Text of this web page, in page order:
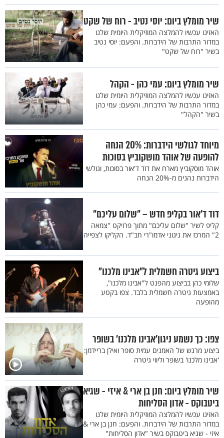
שיר מומלץ ביום: יוסי נטיב - רוח של שקט
האזינו עכשיו להמלצה המוזיקלית היומית שלנו
במדור התרבות של הידברות. והפעם: יוסי נטיב
בשיר "רוח של שקט"
שיר מומלץ ביום: עמי כהן - הקהל
האזינו עכשיו להמלצה המוזיקלית היומית שלנו
במדור התרבות של הידברות. והפעם: עמי כהן
בשיר "הקהל"
מיוחד לגולשי הידברות: 20% הנחה
להופעה של אוהד מושקוביץ בסוכות
אוהד מוסקוביץ מארח את דוד ד'אור בסוכות, וגולשי
הידברות נהנים מ-20% הנחה
דוד ד'אור בקליפ חדש – "שלום עליכם"
קליפ לשיר "שלום עליכם" מתוך פרויקט "צמאה
2" המרכז את ניגוני אדמו"רי חב"ד. הקליקו לצפייה
ביצוע גיטרה חשמלית ל"אבינו מלכנו"
שלומי כהן בביצוע מהפנט ל"אבינו מלכנו",
באמצעות גיטרה חשמלית בלבד. צפו בקטע
מהופעה
צפו: כך נשמע ניגון'אבינו מלכנו' בשופר
ביצוע מרגש של האמנים עמית סופר ואילן בריידמן:
'אבינו מלכנו' בשופר וליווי גיטרה
שיר מומלץ ביום: חנן בן ארי & איזי - שגיא
ביטבוקס - אדון הסליחות
האזינו עכשיו להמלצה המוזיקלית היומית שלנו
במדור התרבות של הידברות. והפעם: חנן בן ארי &
איזי - שגיא ביטבוקס בשיר "אדון הסליחות"